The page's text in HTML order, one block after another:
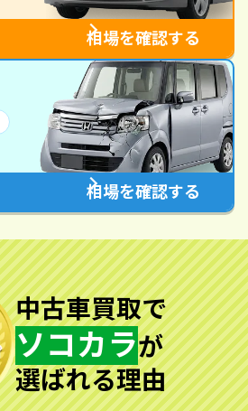
相場を確認する
相場を確認する
中古車買取で
ソコカラが
選ばれる理由